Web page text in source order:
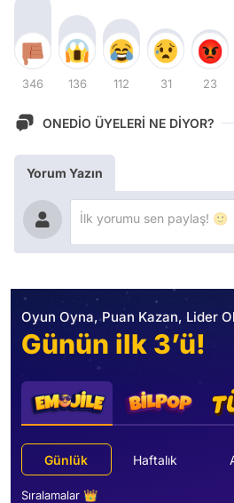
346 136 112 31 23
ONEDİO ÜYELERİ NE DİYOR?
Yorum Yazın
Oyun Oyna, Puan Kazan, Lider
Günün ilk 3’ü!
Günlük Haftalık
Sıralamalar 👑